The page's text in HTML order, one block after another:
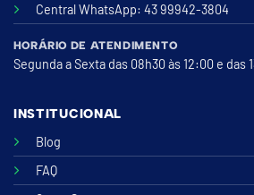
Central WhatsApp: 43 99942-3804
HORÁRIO DE ATENDIMENTO
Segunda a Sexta das 08h30 às 12:00 e das
INSTITUCIONAL
Blog
FAQ